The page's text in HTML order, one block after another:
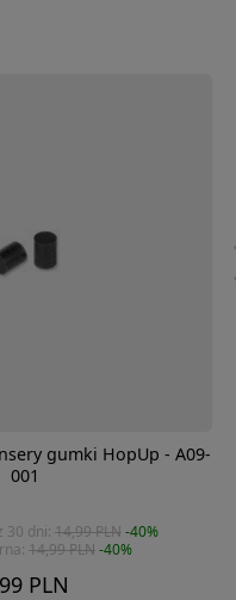
gumki HopUp - A09-
001
PLN
30 dni: 14,99 PLN -40%
14,99 PLN-40%